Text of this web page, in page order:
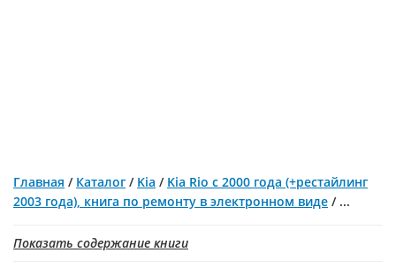
Главная / Каталог / Kia / Kia Rio с 2000 года (+рестайлинг
2003 года), книга по ремонту в электронном виде / ...
Показать содержание книги